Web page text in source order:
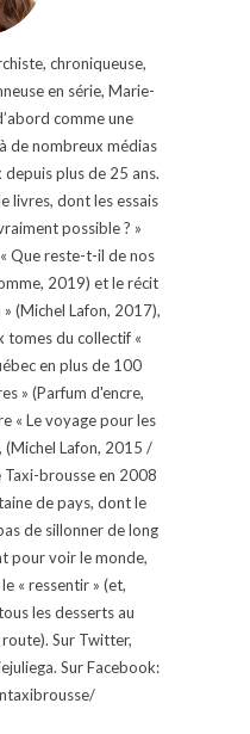
chroniqueuse,
en série, Marie-
comme une
de nombreux médias
plus de 25 ans.
livres, dont les essais
possible ? »
Que reste-t-il de nos
2019) et le récit
(Michel Lafon, 2017),
tomes du collectif «
en plus de 100
» (Parfum d'encre,
« Le voyage pour les
(Michel Lafon, 2015 /
Taxi-brousse en 2008
de pays, dont le
de sillonner de long
pour voir le monde,
« ressentir » (et,
les desserts au
Sur Twitter,
Sur Facebook: